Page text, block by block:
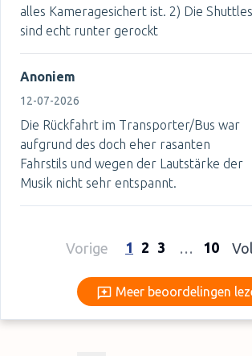
alles Kameragesichert ist. 2) Die Shuttles
sind echt runter gerockt
Anoniem
12-07-2026
Die Rückfahrt im Transporter/Bus war
aufgrund des doch eher rasanten
Fahrstils und wegen der Lautstärke der
Musik nicht sehr entspannt.
Vorige 1 2 3 … 10
Meer
Meer beoordelingen